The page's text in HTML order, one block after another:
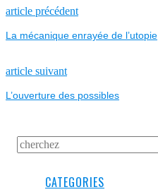
NAVIGATION
DE
L’ARTICLE
article précédentPrevious
La mécanique enrayée de l’utopie
article suivantNext
L’ouverture des possibles
CATEGORIES